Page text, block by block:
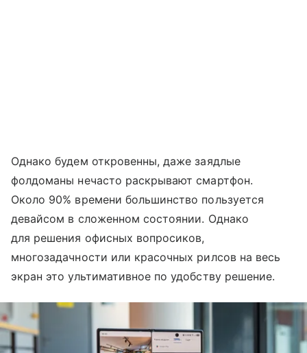
Однако будем откровенны, даже заядлые
фолдоманы нечасто раскрывают смартфон.
Около 90% времени большинство пользуется
девайсом в сложенном состоянии. Однако
для решения офисных вопросиков,
многозадачности или красочных рилсов на весь
экран это ультимативное по удобству решение.